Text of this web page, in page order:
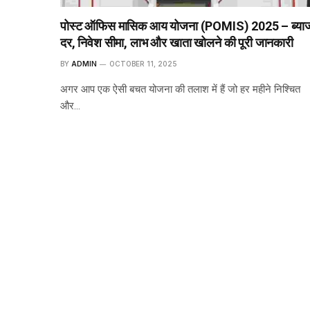
पोस्ट ऑफिस मासिक आय योजना (POMIS) 2025 –
दर, निवेश सीमा, लाभ और खाता खोलने की पूरी जानकारी
BY ADMIN OCTOBER 11, 2025
अगर आप एक ऐसी बचत योजना की तलाश में हैं जो हर महीने निश्चित
और…